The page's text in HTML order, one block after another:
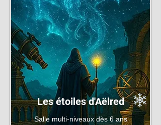
Les étoiles d'Aëlred
Salle multi-niveaux dès 6 ans